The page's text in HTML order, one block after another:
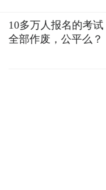
10多万人报名的考
全部作废，公平么？